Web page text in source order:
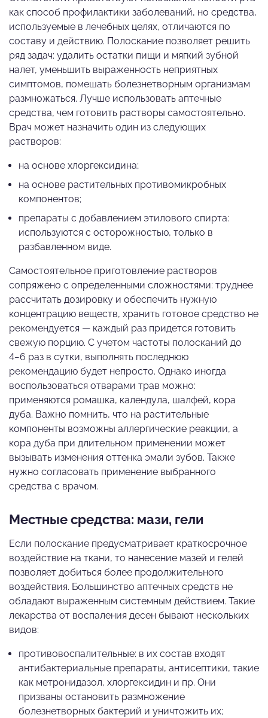
как способ профилактики заболеваний, но средства,
используемые в лечебных целях, отличаются по
составу и действию. Полоскание позволяет решить
ряд задач: удалить остатки пищи и мягкий зубной
налет, уменьшить выраженность неприятных
симптомов, помешать болезнетворным организмам
размножаться. Лучше использовать аптечные
средства, чем готовить растворы самостоятельно.
Врач может назначить один из следующих
растворов:
на основе хлоргексидина;
на основе растительных противомикробных
компонентов;
препараты с добавлением этилового спирта:
используются с осторожностью, только в
разбавленном виде.
Самостоятельное приготовление растворов
сопряжено с определенными сложностями: труднее
рассчитать дозировку и обеспечить нужную
концентрацию веществ, хранить готовое средство не
рекомендуется — каждый раз придется готовить
свежую порцию. С учетом частоты полосканий до
4−6 раз в сутки, выполнять последнюю
рекомендацию будет непросто. Однако иногда
воспользоваться отварами трав можно:
применяются ромашка, календула, шалфей, кора
дуба. Важно помнить, что на растительные
компоненты возможны аллергические реакции, а
кора дуба при длительном применении может
вызывать изменения оттенка эмали зубов. Также
нужно согласовать применение выбранного
средства с врачом.
Местные средства: мази, гели
Если полоскание предусматривает краткосрочное
воздействие на ткани, то нанесение мазей и гелей
позволяет добиться более продолжительного
воздействия. Большинство аптечных средств не
обладают выраженным системным действием. Такие
лекарства от воспаления десен бывают нескольких
видов:
противовоспалительные: в их состав входят
антибактериальные препараты, антисептики, такие
как метронидазол, хлоргексидин и пр. Они
призваны остановить размножение
болезнетворных бактерий и уничтожить их;